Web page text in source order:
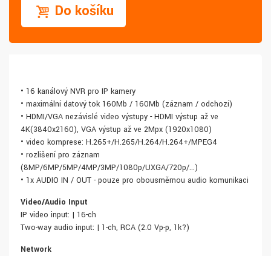
Do košíku
• 16 kanálový NVR pro IP kamery
• maximální datový tok 160Mb / 160Mb (záznam / odchozí)
• HDMI/VGA nezávislé video výstupy - HDMI výstup až ve
4K(3840x2160), VGA výstup až ve 2Mpx (1920x1080)
• video komprese: H.265+/H.265/H.264/H.264+/MPEG4
• rozlišení pro záznam
(8MP/6MP/5MP/4MP/3MP/1080p/UXGA/720p/...)
• 1x AUDIO IN / OUT - pouze pro obousměrnou audio komunikaci
Video/Audio Input
IP video input: | 16-ch
Two-way audio input: | 1-ch, RCA (2.0 Vp-p, 1k?)
Network